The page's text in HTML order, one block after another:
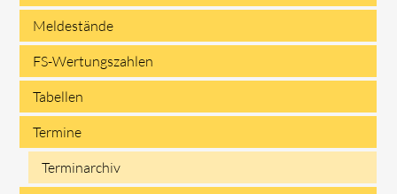
überspringen
Meldestände
FS-Wertungszahlen
Tabellen
Termine
Terminarchiv